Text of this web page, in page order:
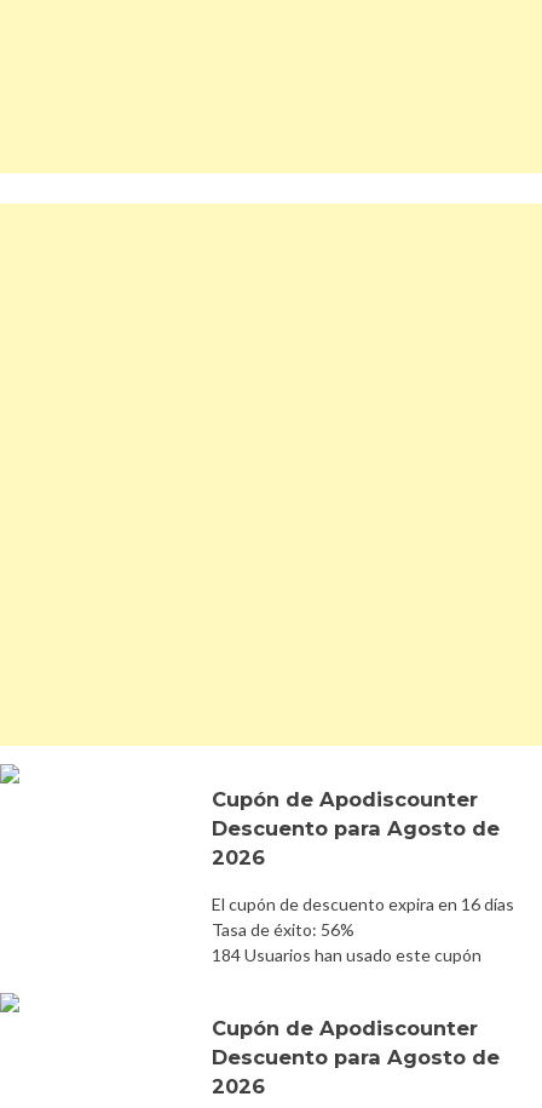
Cupón de Apodiscounter
Descuento para Agosto de
2026
El cupón de descuento expira en 16 días
Tasa de éxito: 56%
184 Usuarios han usado este cupón
Cupón de Apodiscounter
Descuento para Agosto de
2026